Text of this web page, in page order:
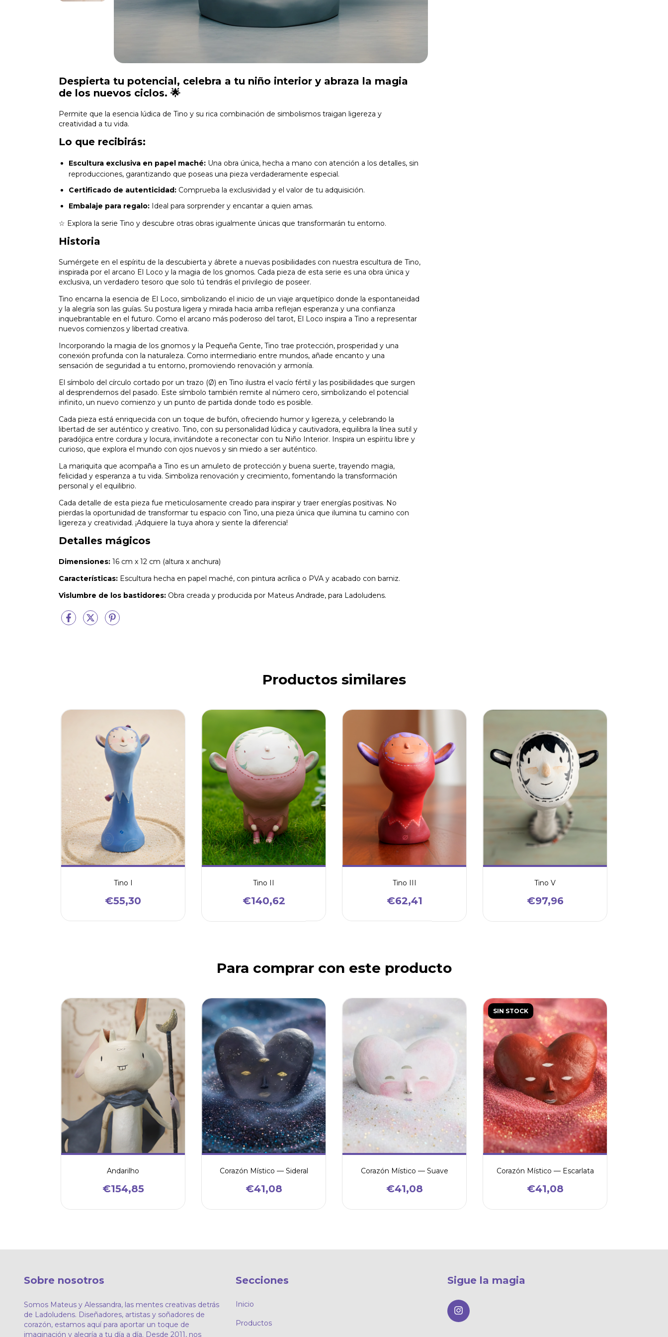
Despierta tu potencial, celebra a tu niño interior y abraza la magia
de los nuevos ciclos. 🌟
Permite que la esencia lúdica de Tino y su rica combinación de simbolismos traigan ligereza y
creatividad a tu vida.
Lo que recibirás:
Escultura exclusiva en papel maché: Una obra única, hecha a mano con atención a los detalles, sin
reproducciones, garantizando que poseas una pieza verdaderamente especial.
Certificado de autenticidad: Comprueba la exclusividad y el valor de tu adquisición.
Embalaje para regalo: Ideal para sorprender y encantar a quien amas.
☆ Explora la serie Tino y descubre otras obras igualmente únicas que transformarán tu entorno.
Historia
Sumérgete en el espíritu de la descubierta y ábrete a nuevas posibilidades con nuestra escultura de Tino,
inspirada por el arcano El Loco y la magia de los gnomos. Cada pieza de esta serie es una obra única y
exclusiva, un verdadero tesoro que solo tú tendrás el privilegio de poseer.
Tino encarna la esencia de El Loco, simbolizando el inicio de un viaje arquetípico donde la espontaneidad
y la alegría son las guías. Su postura ligera y mirada hacia arriba reflejan esperanza y una confianza
inquebrantable en el futuro. Como el arcano más poderoso del tarot, El Loco inspira a Tino a representar
nuevos comienzos y libertad creativa.
Incorporando la magia de los gnomos y la Pequeña Gente, Tino trae protección, prosperidad y una
conexión profunda con la naturaleza. Como intermediario entre mundos, añade encanto y una
sensación de seguridad a tu entorno, promoviendo renovación y armonía.
El símbolo del círculo cortado por un trazo (Ø) en Tino ilustra el vacío fértil y las posibilidades que surgen
al desprendernos del pasado. Este símbolo también remite al número cero, simbolizando el potencial
infinito, un nuevo comienzo y un punto de partida donde todo es posible.
Cada pieza está enriquecida con un toque de bufón, ofreciendo humor y ligereza, y celebrando la
libertad de ser auténtico y creativo. Tino, con su personalidad lúdica y cautivadora, equilibra la línea sutil y
paradójica entre cordura y locura, invitándote a reconectar con tu Niño Interior. Inspira un espíritu libre y
curioso, que explora el mundo con ojos nuevos y sin miedo a ser auténtico.
La mariquita que acompaña a Tino es un amuleto de protección y buena suerte, trayendo magia,
felicidad y esperanza a tu vida. Simboliza renovación y crecimiento, fomentando la transformación
personal y el equilibrio.
Cada detalle de esta pieza fue meticulosamente creado para inspirar y traer energías positivas. No
pierdas la oportunidad de transformar tu espacio con Tino, una pieza única que ilumina tu camino con
ligereza y creatividad. ¡Adquiere la tuya ahora y siente la diferencia!
Detalles mágicos
Dimensiones: 16 cm x 12 cm (altura x anchura)
Características: Escultura hecha en papel maché, con pintura acrílica o PVA y acabado con barniz.
Vislumbre de los bastidores: Obra creada y producida por Mateus Andrade, para Ladoludens.
Productos similares
Tino I
€55,30
Tino II
€140,62
Tino III
€62,41
Tino V
€97,96
Para comprar con este producto
Andarilho
€154,85
Corazón Místico — Sideral
€41,08
Corazón Místico — Suave
€41,08
SIN STOCK
Corazón Místico — Escarlata
€41,08
Sobre nosotros
Somos Mateus y Alessandra, las mentes creativas detrás
de Ladoludens. Diseñadores, artistas y soñadores de
corazón, estamos aquí para aportar un toque de
imaginación y alegría a tu día a día. Desde 2011, nos
Secciones
Inicio
Productos
Sigue la magia